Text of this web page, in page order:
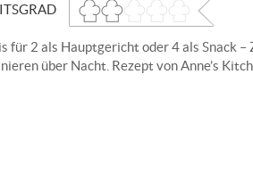
für 2 als Hauptgericht oder 4 als Snack –
über Nacht. Rezept von Anne’s